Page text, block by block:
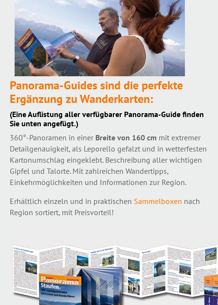
Panorama-Guides sind die perfekte
Ergänzung zu Wanderkarten:
(Eine Auflistung aller verfügbarer Panorama-Guide finden
Sie unten angefügt.)
360°-Panoramen in einer Breite von 160 cm mit extremer
Detailgenauigkeit, als Leporello gefalzt und in wetterfesten
Kartonumschlag eingeklebt. Beschreibung aller wichtigen
Gipfel und Talorte. Mit zahlreichen Wandertipps,
Einkehrmöglichkeiten und Informationen zur Region.
Erhältlich einzeln und in praktischen Sammelboxen nach
Region sortiert, mit Preisvorteil!